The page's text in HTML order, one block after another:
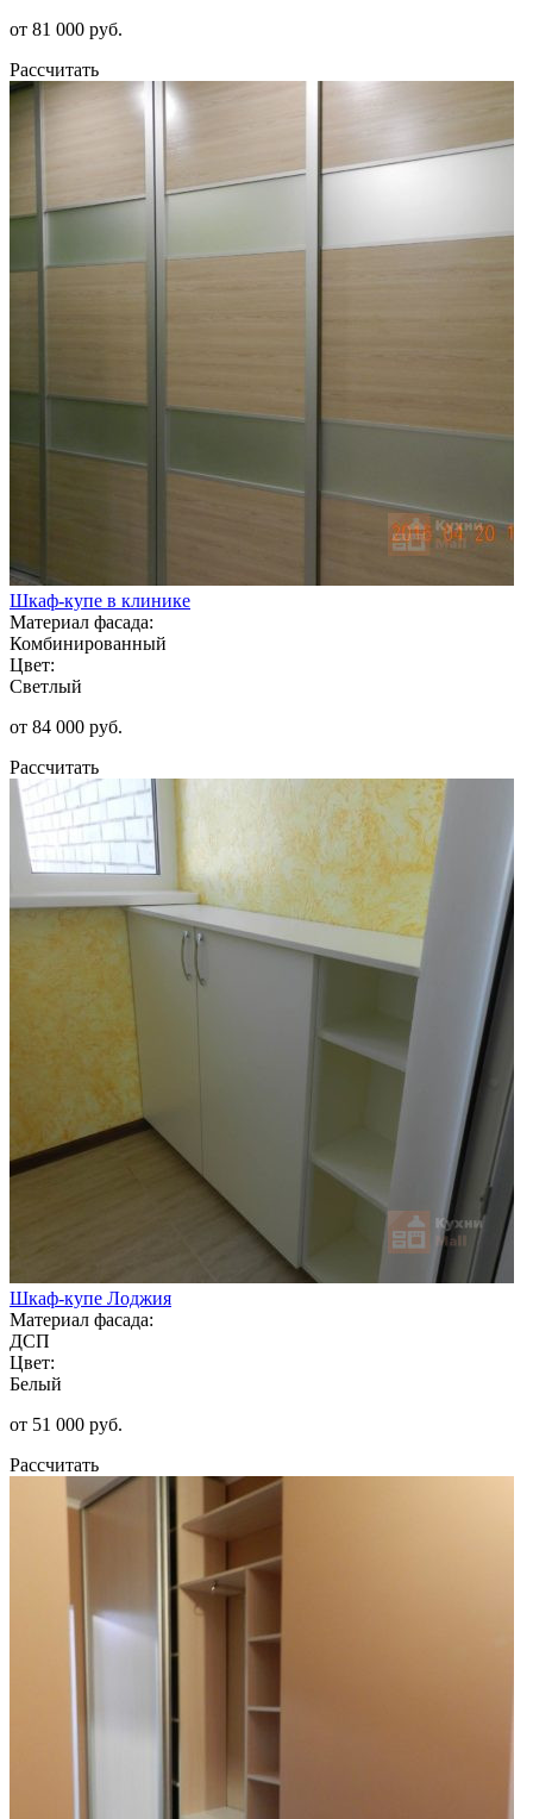
от 81 000 руб.
Рассчитать
Шкаф-купе в клинике
Материал фасада:
Комбинированный
Цвет:
Светлый
от 84 000 руб.
Рассчитать
Шкаф-купе Лоджия
Материал фасада:
ДСП
Цвет:
Белый
от 51 000 руб.
Рассчитать